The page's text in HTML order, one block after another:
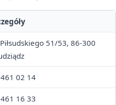
51/53, 86-300
02 14
16 33